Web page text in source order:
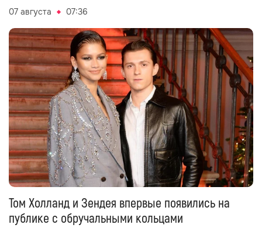
07 августа 07:36
Том Холланд и Зендея впервые появились на
публике с обручальными кольцами